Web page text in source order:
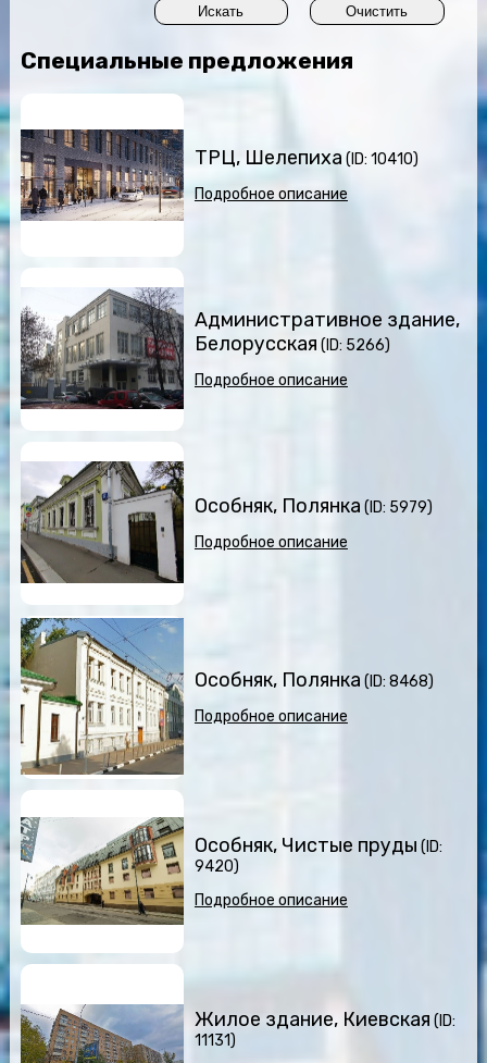
Специальные предложения
ТРЦ, Шелепиха (ID: 10410)
Подробное описание
Административное здание,
Белорусская (ID: 5266)
Подробное описание
Особняк, Полянка (ID: 5979)
Подробное описание
Особняк, Полянка (ID: 8468)
Подробное описание
Особняк, Чистые пруды (ID:
9420)
Подробное описание
Жилое здание, Киевская (ID:
11131)